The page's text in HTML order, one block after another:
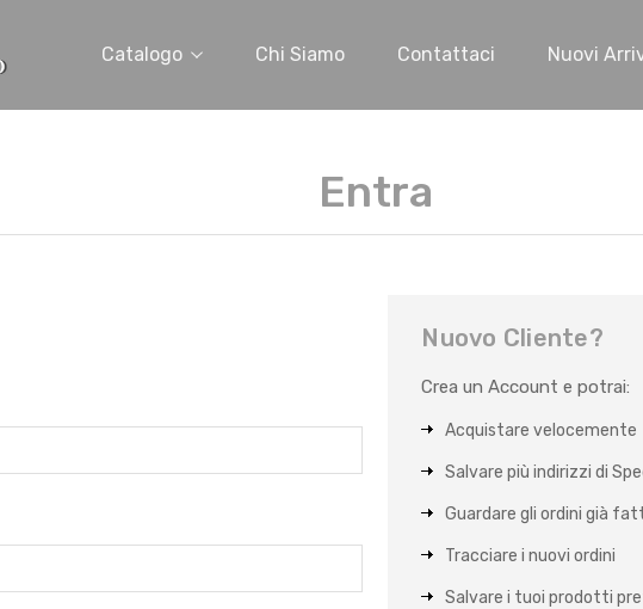
Catalogo Chi Siamo Contattaci Nuovi
Entra
Nuovo Cliente?
Crea un Account e potrai:
Acquistare velocemente
Salvare più indirizzi di
Guardare gli ordini già
Tracciare i nuovi ordini
Salvare i tuoi prodotti